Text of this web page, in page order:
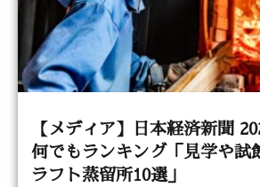
【メディア】日本経済新聞
何でもランキング「見学や試
ラフト蒸留所10選」